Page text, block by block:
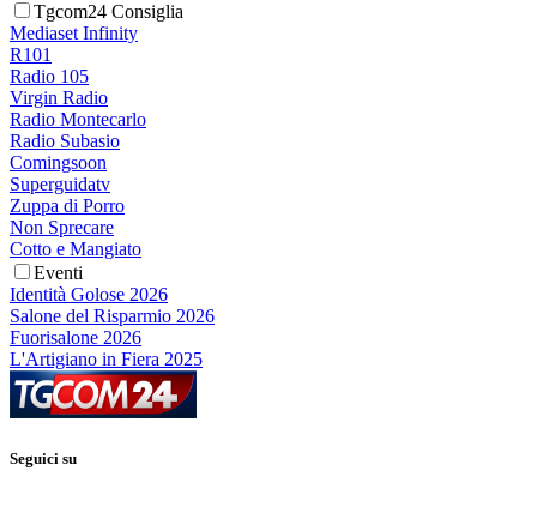
Tgcom24 Consiglia
Mediaset Infinity
R101
Radio 105
Virgin Radio
Radio Montecarlo
Radio Subasio
Comingsoon
Superguidatv
Zuppa di Porro
Non Sprecare
Cotto e Mangiato
Eventi
Identità Golose 2026
Salone del Risparmio 2026
Fuorisalone 2026
L'Artigiano in Fiera 2025
Seguici su